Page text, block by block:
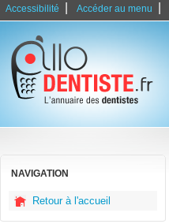
Accessibilité Accéder au menu
NAVIGATION
Retour à l'accueil